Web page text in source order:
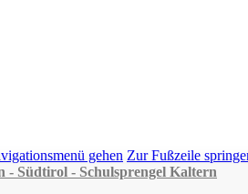
gehen Zur Fußzeile
- Südtirol - Schulsprengel Kaltern